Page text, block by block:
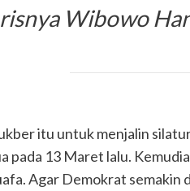
Wibowo
itu untuk menjalin
pada 13 Maret lalu.
Agar Demokrat semakin